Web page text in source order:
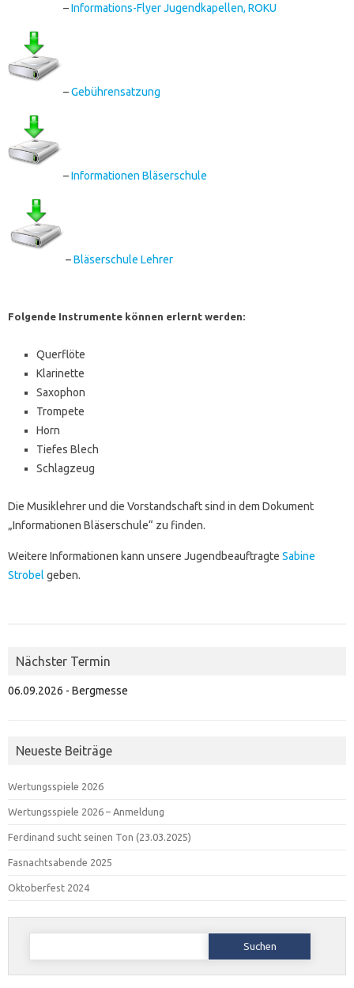
–Informations-Flyer Jugendkapellen, ROKU
–Gebührensatzung
–Informationen Bläserschule
–Bläserschule Lehrer
Folgende Instrumente können erlernt werden:
Querflöte
Klarinette
Saxophon
Trompete
Horn
Tiefes Blech
Schlagzeug
Die Musiklehrer und die Vorstandschaft sind in dem Dokument
„Informationen Bläserschule“ zu finden.
Weitere Informationen kann unsere Jugendbeauftragte Sabine
Strobel geben.
Nächster Termin
06.09.2026 - Bergmesse
Neueste Beiträge
Wertungsspiele 2026
Wertungsspiele 2026 – Anmeldung
Ferdinand sucht seinen Ton (23.03.2025)
Fasnachtsabende 2025
Oktoberfest 2024
Suchen